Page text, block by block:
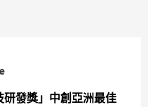
研發獎」中創亞洲最佳